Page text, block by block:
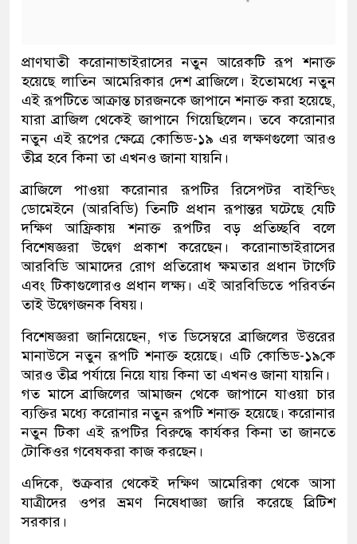
প্রাণঘাতী করোনাভাইরাসের নতুন আরেকটি রূপ শনাক্ত
হয়েছে লাতিন আমেরিকার দেশ ব্রাজিলে। ইতোমধ্যে নতুন
এই রূপটিতে আক্রান্ত চারজনকে জাপানে শনাক্ত করা হয়েছে,
যারা ব্রাজিল থেকেই জাপানে গিয়েছিলেন। তবে করোনার
নতুন এই রূপের ক্ষেত্রে কোভিড-১৯ এর লক্ষণগুলো আরও
তীব্র হবে কিনা তা এখনও জানা যায়নি।
ব্রাজিলে পাওয়া করোনার রূপটির রিসেপটর বাইন্ডিং
ডোমেইনে (আরবিডি) তিনটি প্রধান রূপান্তর ঘটেছে যেটি
দক্ষিণ আফ্রিকায় শনাক্ত রূপটির বড় প্রতিচ্ছবি বলে
বিশেষজ্ঞরা উদ্বেগ প্রকাশ করেছেন। করোনাভাইরাসের
আরবিডি আমাদের রোগ প্রতিরোধ ক্ষমতার প্রধান টার্গেট
এবং টিকাগুলোরও প্রধান লক্ষ্য। এই আরবিডিতে পরিবর্তন
তাই উদ্বেগজনক বিষয়।
বিশেষজ্ঞরা জানিয়েছেন, গত ডিসেম্বরে ব্রাজিলের উত্তরের
মানাউসে নতুন রূপটি শনাক্ত হয়েছে। এটি কোভিড-১৯কে
আরও তীব্র পর্যায়ে নিয়ে যায় কিনা তা এখনও জানা যায়নি।
গত মাসে ব্রাজিলের আমাজন থেকে জাপানে যাওয়া চার
ব্যক্তির মধ্যে করোনার নতুন রূপটি শনাক্ত হয়েছে। করোনার
নতুন টিকা এই রূপটির বিরুদ্ধে কার্যকর কিনা তা জানতে
টোকিওর গবেষকরা কাজ করছেন।
এদিকে, শুক্রবার থেকেই দক্ষিণ আমেরিকা থেকে আসা
যাত্রীদের ওপর ভ্রমণ নিষেধাজ্ঞা জারি করেছে ব্রিটিশ
সরকার।